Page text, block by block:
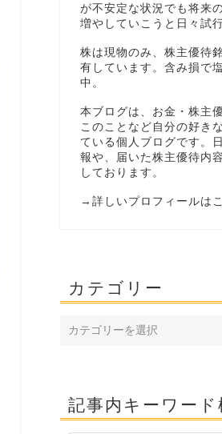
が不安定な状況でも将来
増やしていこうと日々試
株は現物のみ、株主優待
有しています。含み損で
中。
本ブログは、お金・株主
このことなど自分の好き
ている個人ブログです。
報や、届いた株主優待内
しております。
→ 詳しいプロフィールは
カテゴリー
記事内キーワード